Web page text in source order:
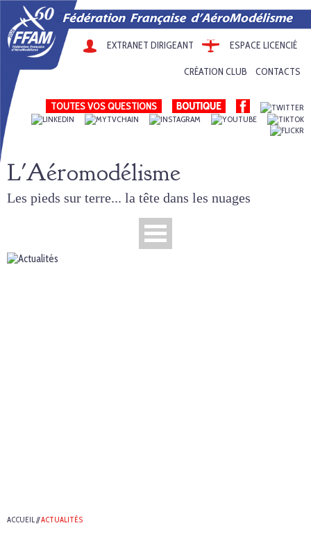
EXTRANET DIRIGEANT ESPACE LICENCIÉ
CRÉATION CLUB CONTACTS
TOUTES VOS QUESTIONS
L'Aéromodélisme
Les pieds sur terre... la tête dans les nuages
ACCUEIL//ACTUALITÉS